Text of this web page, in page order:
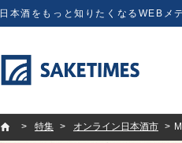
日本酒をもっと知りたくなるWEBメ
SAKETIMES
特集
オンライン日本酒市